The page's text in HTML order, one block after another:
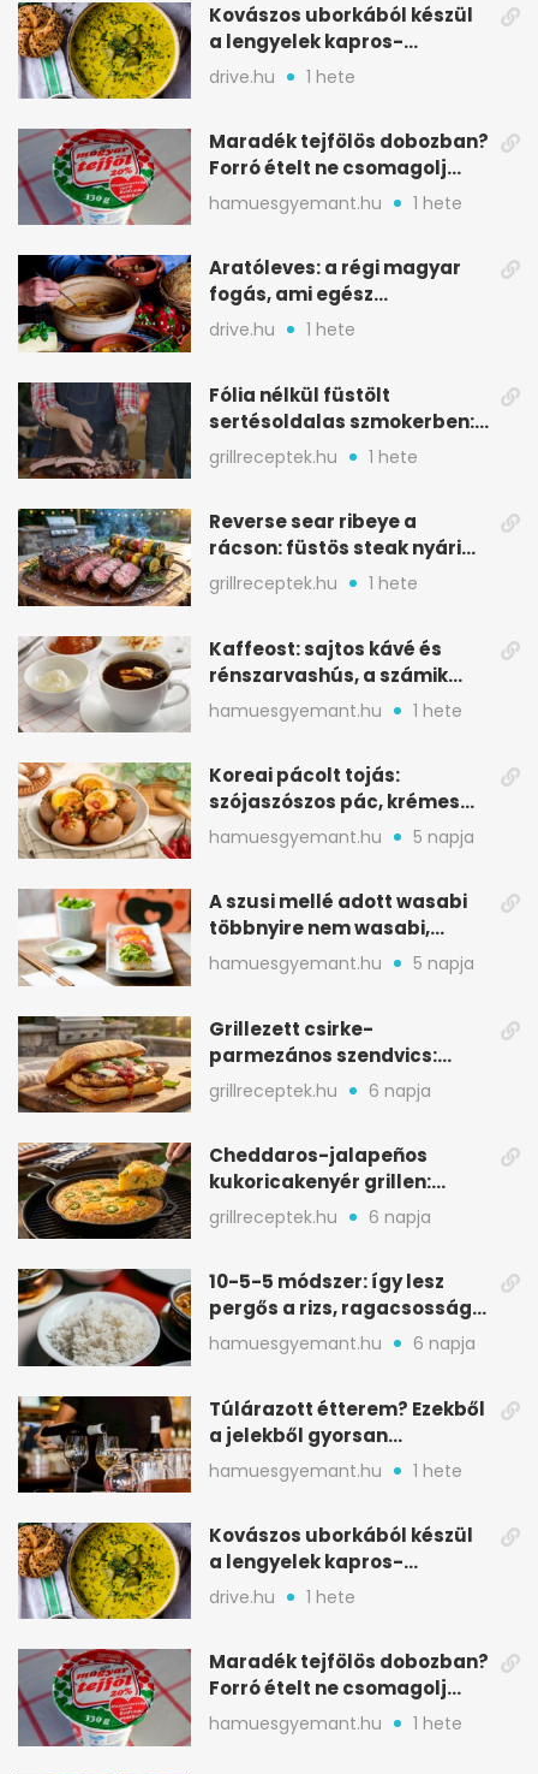
Kovászos uborkából készül
a lengyelek kapros-
savanykás levese
drive.hu 1 hete
Maradék tejfölös dobozban?
Forró ételt ne csomagolj
ilyen tégelybe
hamuesgyemant.hu 1 hete
Aratóleves: a régi magyar
fogás, ami egész
csapatokat jóllakatott
drive.hu 1 hete
Fólia nélkül füstölt
sertésoldalas szmokerben:
ropogós bark, 6 óra
grillreceptek.hu 1 hete
Reverse sear ribeye a
rácson: füstös steak nyári
tökkebabbal
grillreceptek.hu 1 hete
Kaffeost: sajtos kávé és
rénszarvashús, a számik
melegítő itala
hamuesgyemant.hu 1 hete
Koreai pácolt tojás:
szójaszószos pác, krémes
sárgája, pár óra alatt
hamuesgyemant.hu 5 napja
A szusi mellé adott wasabi
többnyire nem wasabi,
hanem fűszerkeverék
hamuesgyemant.hu 5 napja
Grillezett csirke-
parmezános szendvics:
ropogós csirke, olvadó sajt
grillreceptek.hu 6 napja
Cheddaros-jalapeños
kukoricakenyér grillen:
ropogós alj, puha belső
grillreceptek.hu 6 napja
10-5-5 módszer: így lesz
pergős a rizs, ragacsosság
nélkül
hamuesgyemant.hu 6 napja
Túlárazott étterem? Ezekből
a jelekből gyorsan
észreveheted
hamuesgyemant.hu 1 hete
Kovászos uborkából készül
a lengyelek kapros-
savanykás levese
drive.hu 1 hete
Maradék tejfölös dobozban?
Forró ételt ne csomagolj
ilyen tégelybe
hamuesgyemant.hu 1 hete